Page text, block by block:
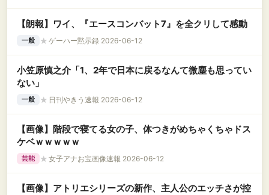
【朗報】ワイ、『エースコンバット7』を全クリして感動
一般 ★ ゲーハー黙示録 2026-06-12
小笠原慎之介「1、2年で日本に戻るなんて微塵も思ってい
ない」
一般 ★ 日刊やきう速報 2026-06-12
【画像】階段で寝てる女の子、体つきがめちゃくちゃドス
ケベｗｗｗｗｗ
芸能 ★ 女子アナお宝画像速報 2026-06-12
【画像】アトリエシリーズの新作、主人公のエッチさが控